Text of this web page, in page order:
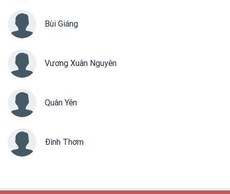
Bùi Giáng
Vương Xuân Nguyên
Quân Yên
Đình Thơm